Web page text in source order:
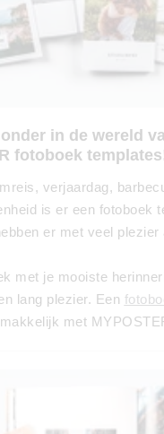
in de wereld
fotoboek
verjaardag,
is er een fotoboek
er met veel plezier
met je mooiste
lang plezier. Een
met